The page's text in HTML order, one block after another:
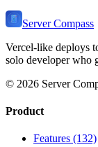
Server Compass
Vercel-like deploys
solo developer who
© 2026 Server
Product
Features (132)